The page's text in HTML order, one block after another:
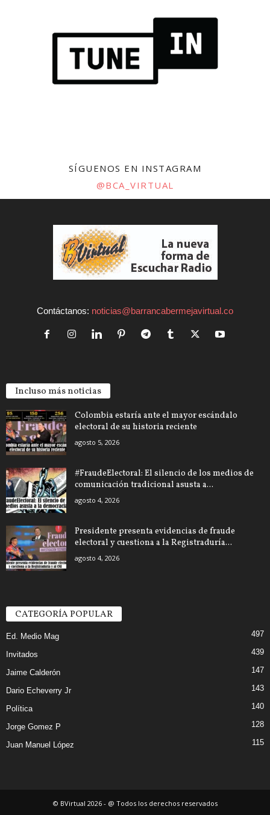
SÍGUENOS EN INSTAGRAM
@BCA_VIRTUAL
Contáctanos: noticias@barrancabermejavirtual.co
Incluso más noticias
Colombia estaría ante el mayor escándalo
electoral de su historia reciente
agosto 5, 2026
#FraudeElectoral: El silencio de los medios de
comunicación tradicional asusta a...
agosto 4, 2026
Presidente presenta evidencias de fraude
electoral y cuestiona a la Registraduría...
agosto 4, 2026
CATEGORÍA POPULAR
Ed. Medio Mag 497
Invitados 439
Jaime Calderón 147
Dario Echeverry Jr 143
Política 140
Jorge Gomez P 128
Juan Manuel López 115
© BVirtual 2026 - @ Todos los derechos reservados